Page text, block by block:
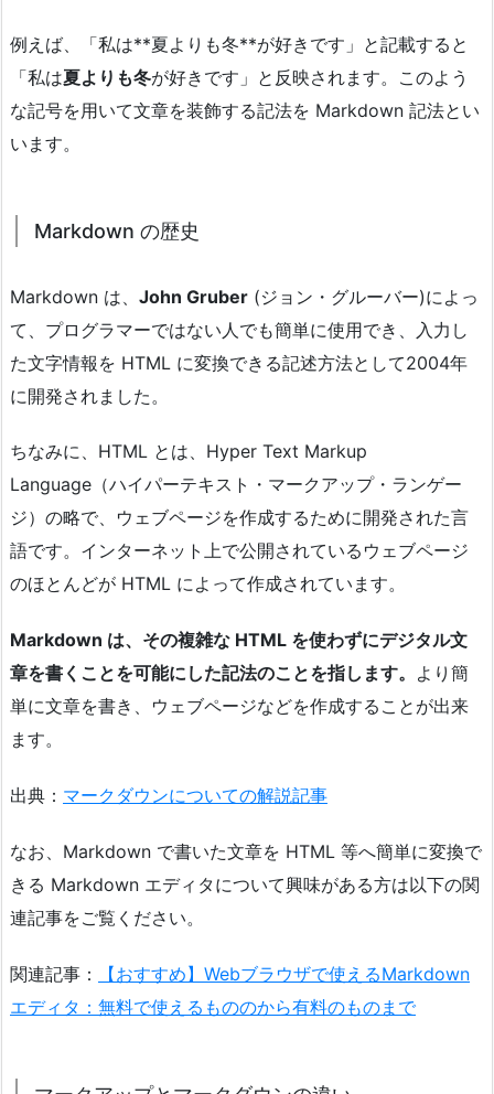
例えば、「私は**夏よりも冬**が好きです」と記載すると
「私は夏よりも冬が好きです」と反映されます。このよう
な記号を用いて文章を装飾する記法を Markdown 記法とい
います。
Markdown の歴史
Markdown は、 John Gruber (ジョン・グルーバー)によっ
て、プログラマーではない人でも簡単に使用でき、入力し
た文字情報を HTML に変換できる記述方法として2004年
に開発されました。
ちなみに、HTML とは、Hyper Text Markup
Language（ハイパーテキスト・マークアップ・ランゲー
ジ）の略で、ウェブページを作成するために開発された言
語です。インターネット上で公開されているウェブページ
のほとんどが HTML によって作成されています。
Markdown は、その複雑な HTML を使わずにデジタル文
章を書くことを可能にした記法のことを指します。 より簡
単に文章を書き、ウェブページなどを作成することが出来
ます。
出典： マークダウンについての解説記事
なお、Markdown で書いた文章を HTML 等へ簡単に変換で
きる Markdown エディタについて興味がある方は以下の関
連記事をご覧ください。
関連記事：
【おすすめ】Webブラウザで使えるMarkdown
エディタ：無料で使えるもののから有料のものまで